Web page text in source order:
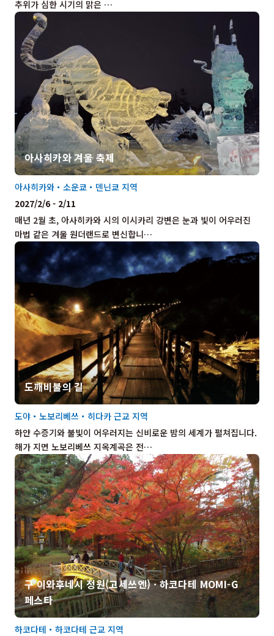
추위가 심한 시기의 맑은 …
아사히카와 겨울 축제
매년 2월 초, 아사히카와 시의 이시카리 강변은 눈과 빛이 어우러진
마법 같은 겨울 원더랜드로 변신합니…
아사히카와・소운쿄・덴닌쿄 지역
2027/2/6 - 2/11
도깨비불의 길
하얀 수증기와 불빛이 어우러지는 신비로운 밤의 세계가 펼쳐집니다.
해가 지면 노보리베쓰 지옥계곡은 전…
도야・노보리베쓰・히다카 근교 지역
구 이와후네시 정원(고세쓰엔) · 하코다테 MOMI-G
페스타
하코다테・하코다테 근교 지역